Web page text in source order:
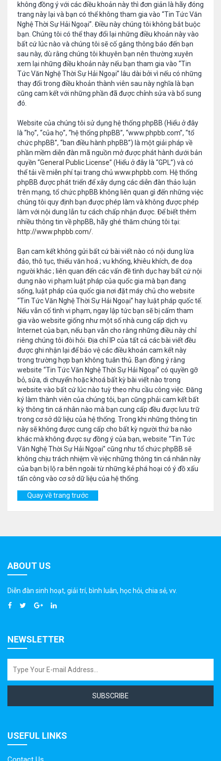
không đồng ý với các điều khoản này thì đơn giản là hãy đóng
trang này lại và bạn có thể không tham gia vào “Tin Tức Văn
Nghệ Thời Sự Hải Ngoại”. Điều này chúng tôi không bắt buộc
bạn. Chúng tôi có thể thay đổi lại những điều khoản này vào
bất cứ lúc nào và chúng tôi sẽ cố gắng thông báo đến bạn
sau này, dù rằng chúng tôi khuyên bạn nên thường xuyên
xem lại những điều khoản này nếu bạn tham gia vào “Tin
Tức Văn Nghệ Thời Sự Hải Ngoại” lâu dài bởi vì nếu có những
thay đổi trong điều khoản thành viên sau này nghĩa là bạn
cũng cam kết với những phần đã được chỉnh sửa và bổ sung
đó.
Website của chúng tôi sử dụng hệ thống phpBB (Hiểu ở đây
là “họ”, “của họ”, “hệ thống phpBB”, “www.phpbb.com”, “tổ
chức phpBB”, “ban điều hành phpBB”) là một giải pháp về
phần mềm diễn đàn mã nguồn mở được phát hành dưới bản
quyền “General Public License” (Hiểu ở đây là “GPL”) và có
thể tải về miễn phí tại trang chủ www.phpbb.com . Hệ thống
phpBB được phát triển để xây dựng các diễn đàn thảo luận
trên mạng, tổ chức phpBB không liên quan gì đến những việc
chúng tôi quy định bạn được phép làm và không được phép
làm với nội dung lẫn tư cách chấp nhận được. Để biết thêm
nhiều thông tin về phpBB, hãy ghé thăm chúng tôi tại:
http://www.phpbb.com/
Bạn cam kết không gửi bất cứ bài viết nào có nội dung lừa
đảo, thô tục, thiếu văn hoá ; vu khống, khiêu khích, đe doạ
người khác ; liên quan đến các vấn đề tình dục hay bất cứ nội
dung nào vi phạm luật pháp của quốc gia mà bạn đang
sống, luật pháp của quốc gia nơi đặt máy chủ cho website
“Tin Tức Văn Nghệ Thời Sự Hải Ngoại” hay luật pháp quốc tế.
Nếu vẫn cố tình vi phạm, ngay lập tức bạn sẽ bị cấm tham
gia vào website giống như một số nhà cung cấp dịch vụ
Internet của bạn, nếu bạn vẫn cho rằng những điều này chỉ
riêng chúng tôi đòi hỏi. Địa chỉ IP của tất cả các bài viết đều
được ghi nhận lại để bảo vệ các điều khoản cam kết này
trong trường hợp bạn không tuân thủ. Bạn đồng ý rằng
website “Tin Tức Văn Nghệ Thời Sự Hải Ngoại” có quyền gỡ
bỏ, sửa, di chuyển hoặc khoá bất kỳ bài viết nào trong
website vào bất cứ lúc nào tuỳ theo nhu cầu công việc. Đăng
ký làm thành viên của chúng tôi, bạn cũng phải cam kết bất
kỳ thông tin cá nhân nào mà bạn cung cấp đều được lưu trữ
trong cơ sở dữ liệu của hệ thống. Trong khi những thông tin
này sẽ không được cung cấp cho bất kỳ người thứ ba nào
khác mà không được sự đồng ý của bạn, website “Tin Tức
Văn Nghệ Thời Sự Hải Ngoại” cũng như tổ chức phpBB sẽ
không chịu trách nhiệm về việc những thông tin cá nhân này
của bạn bị lộ ra bên ngoài từ những kẻ phá hoại có ý đồ xấu
tấn công vào cơ sở dữ liệu của hệ thống.
Quay về trang trước
ABOUT US
Diễn đàn sinh hoạt, giải trí, bình luân, học hỏi, chia sẻ, vv.
NEWSLETTER
SUBSCRIBE
USEFUL LINKS